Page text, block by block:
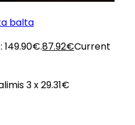
balta
87.92€Current
3 x 29.31€